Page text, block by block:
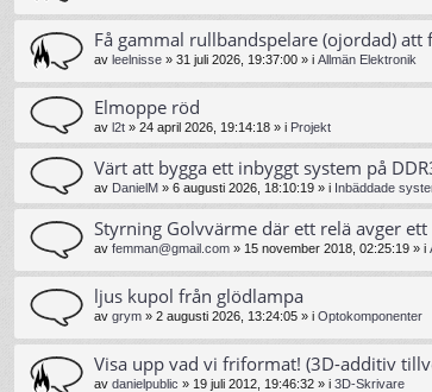
Få gammal rullbandspelare (ojordad)
av leelnisse » 31 juli 2026, 19:37:00 » i Allmän Elektronik
Elmoppe röd
av l2t » 24 april 2026, 19:14:18 » i Projekt
Värt att bygga ett inbyggt system på
av DanielM » 6 augusti 2026, 18:10:19 » i Inbäddade
Styrning Golvvärme där ett relä avger
av femman@gmail.com » 15 november 2018, 02:25:19 » i
ljus kupol från glödlampa
av grym » 2 augusti 2026, 13:24:05 » i Optokomponenter
Visa upp vad vi friformat! (3D-additiv
av danielpublic » 19 juli 2012, 19:46:32 » i 3D-Skrivare